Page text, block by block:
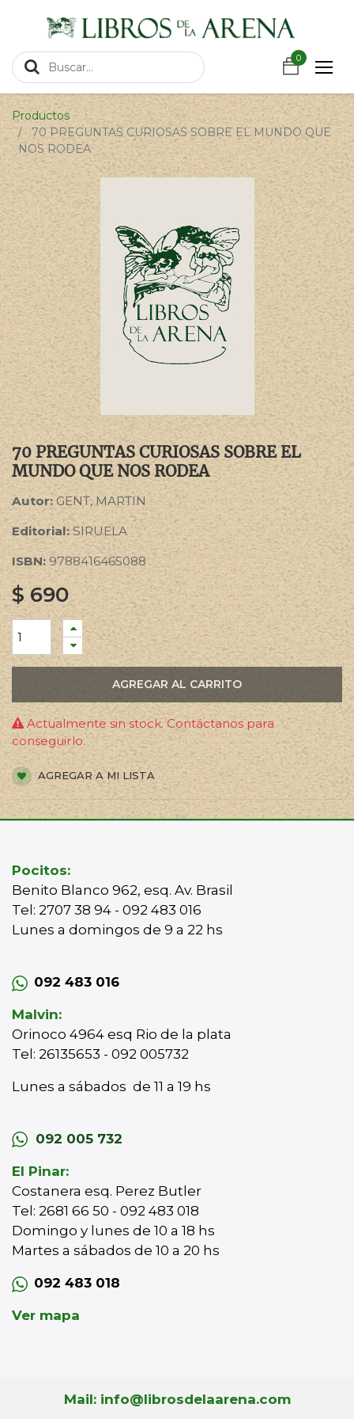
0
0
Productos
70 PREGUNTAS CURIOSAS SOBRE EL MUNDO QUE
NOS RODEA
70 PREGUNTAS CURIOSAS SOBRE EL
MUNDO QUE NOS RODEA
Autor: GENT, MARTIN
Editorial: SIRUELA
ISBN: 9788416465088
$690
AGREGAR AL CARRITO
Actualmente sin stock. Contáctanos para
conseguirlo.
AGREGAR A MI LISTA
Pocitos:
Benito Blanco 962, esq. Av. Brasil
Tel: 2707 38 94 - 092 483 016
Lunes a domingos de 9 a 22 hs
092 483 016
Malvin:
Orinoco 4964 esq Rio de la plata
Tel: 26135653 - 092 005732
Lunes a sábados de 11 a 19 hs
092 005 732
El Pinar:
Costanera esq. Perez Butler
Tel: 2681 66 50 - 092 483 018
Domingo y lunes de 10 a 18 hs
Martes a sábados de 10 a 20 hs
092 483 018
Ver mapa
Mail: info@librosdelaarena.com